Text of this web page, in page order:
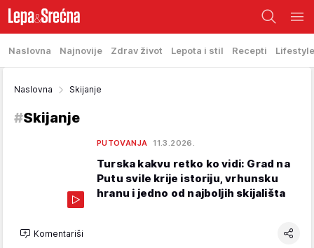
Naslovna Najnovije Zdrav život Lepota i stil Recepti Lifestyle
Naslovna Skijanje
#Skijanje
PUTOVANJA 11.3.2026.
Turska kakvu retko ko vidi: Grad na
Putu svile krije istoriju, vrhunsku
hranu i jedno od najboljih skijališta
Komentariši